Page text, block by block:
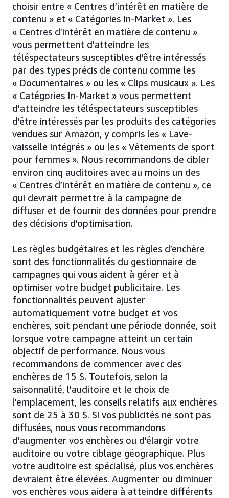
choisir entre « Centres d’intérêt en matière de
contenu » et « Catégories In-Market ». Les
« Centres d’intérêt en matière de contenu »
vous permettent d’atteindre les
téléspectateurs susceptibles d’être intéressés
par des types précis de contenu comme les
« Documentaires » ou les « Clips musicaux ». Les
« Catégories In-Market » vous permettent
d’atteindre les téléspectateurs susceptibles
d’être intéressés par les produits des catégories
vendues sur Amazon, y compris les « Lave-
vaisselle intégrés » ou les « Vêtements de sport
pour femmes ». Nous recommandons de cibler
environ cinq auditoires avec au moins un des
« Centres d’intérêt en matière de contenu », ce
qui devrait permettre à la campagne de
diffuser et de fournir des données pour prendre
des décisions d’optimisation.
Les règles budgétaires et les règles d’enchère
sont des fonctionnalités du gestionnaire de
campagnes qui vous aident à gérer et à
optimiser votre budget publicitaire. Les
fonctionnalités peuvent ajuster
automatiquement votre budget et vos
enchères, soit pendant une période donnée, soit
lorsque votre campagne atteint un certain
objectif de performance. Nous vous
recommandons de commencer avec des
enchères de 15 $. Toutefois, selon la
saisonnalité, l’auditoire et le choix de
l’emplacement, les conseils relatifs aux enchères
sont de 25 à 30 $. Si vos publicités ne sont pas
diffusées, nous vous recommandons
d’augmenter vos enchères ou d’élargir votre
auditoire ou votre ciblage géographique. Plus
votre auditoire est spécialisé, plus vos enchères
devraient être élevées. Augmenter ou diminuer
vos enchères vous aidera à atteindre différents